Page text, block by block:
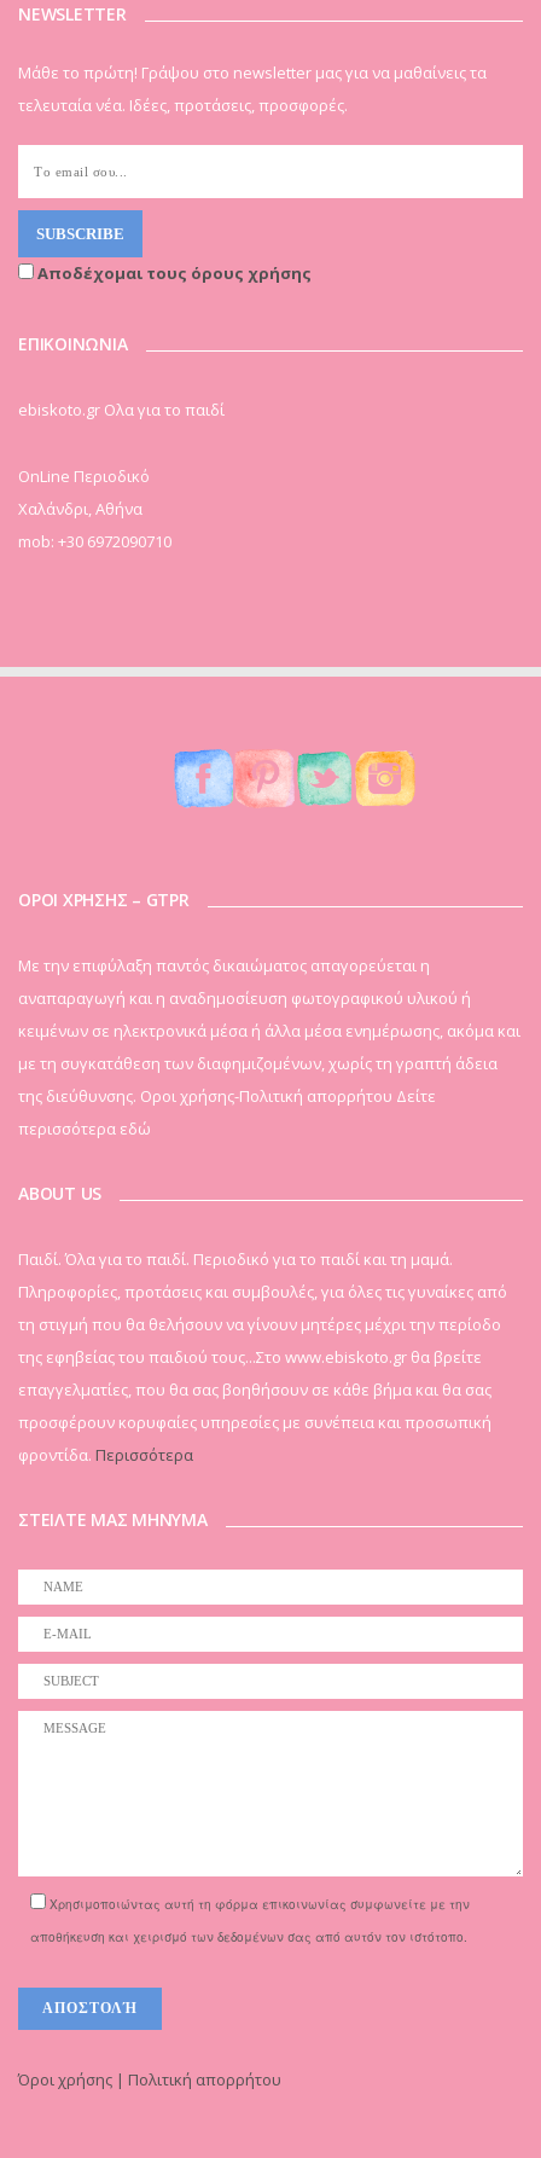
NEWSLETTER
Μάθε το πρώτη! Γράψου στο newsletter μας για να μαθαίνεις τα
τελευταία νέα. Ιδέες, προτάσεις, προσφορές.
Αποδέχομαι τους όρους χρήσης
ΕΠΙΚΟΙΝΩΝΙΑ
ebiskoto.gr Ολα για το παιδί
OnLine Περιοδικό
Χαλάνδρι, Αθήνα
mob: +30 6972090710
ΟΡΟΙ ΧΡΗΣΗΣ – GTPR
Mε την επιφύλαξη παντός δικαιώματος απαγορεύεται η
αναπαραγωγή και η αναδημοσίευση φωτογραφικού υλικού ή
κειμένων σε ηλεκτρονικά μέσα ή άλλα μέσα ενημέρωσης, ακόμα και
με τη συγκατάθεση των διαφημιζομένων, χωρίς τη γραπτή άδεια
της διεύθυνσης. Οροι χρήσης-Πολιτική απορρήτου Δείτε
περισσότερα εδώ
ABOUT US
Παιδί. Όλα για το παιδί. Περιοδικό για το παιδί και τη μαμά.
Πληροφορίες, προτάσεις και συμβουλές, για όλες τις γυναίκες από
τη στιγμή που θα θελήσουν να γίνουν μητέρες μέχρι την περίοδο
της εφηβείας του παιδιού τους...Στο www.ebiskoto.gr θα βρείτε
επαγγελματίες, που θα σας βοηθήσουν σε κάθε βήμα και θα σας
προσφέρουν κορυφαίες υπηρεσίες με συνέπεια και προσωπική
φροντίδα. Περισσότερα
ΣΤΕΙΛΤΕ ΜΑΣ ΜΗΝΥΜΑ
Χρησιμοποιώντας αυτή τη φόρμα επικοινωνίας συμφωνείτε με την
αποθήκευση και χειρισμό των δεδομένων σας από αυτόν τον ιστότοπο.
Όροι χρήσης | Πολιτική απορρήτου